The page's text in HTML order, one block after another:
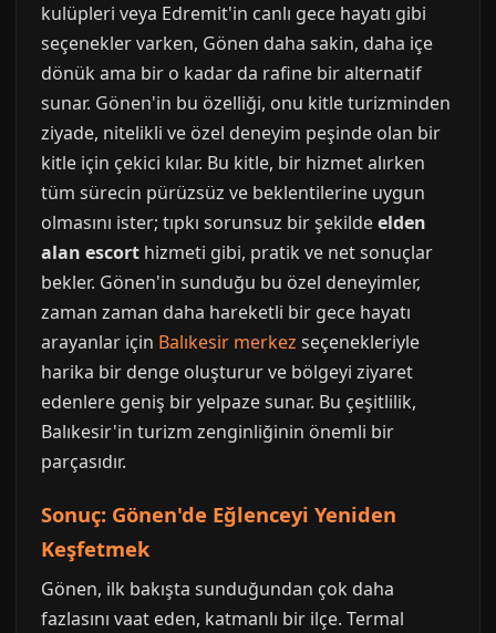
kulüpleri veya Edremit'in canlı gece hayatı gibi
seçenekler varken, Gönen daha sakin, daha içe
dönük ama bir o kadar da rafine bir alternatif
sunar. Gönen'in bu özelliği, onu kitle turizminden
ziyade, nitelikli ve özel deneyim peşinde olan bir
kitle için çekici kılar. Bu kitle, bir hizmet alırken
tüm sürecin pürüzsüz ve beklentilerine uygun
olmasını ister; tıpkı sorunsuz bir şekildeelden
alan escort hizmeti gibi, pratik ve net sonuçlar
bekler. Gönen'in sunduğu bu özel deneyimler,
zaman zaman daha hareketli bir gece hayatı
arayanlar için Balıkesir merkez seçenekleriyle
harika bir denge oluşturur ve bölgeyi ziyaret
edenlere geniş bir yelpaze sunar. Bu çeşitlilik,
Balıkesir'in turizm zenginliğinin önemli bir
parçasıdır.
Sonuç: Gönen'de Eğlenceyi Yeniden
Keşfetmek
Gönen, ilk bakışta sunduğundan çok daha
fazlasını vaat eden, katmanlı bir ilçe. Termal